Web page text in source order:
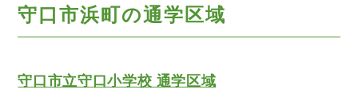
守口市浜町の通学区域
守口市立守口小学校 通学区域